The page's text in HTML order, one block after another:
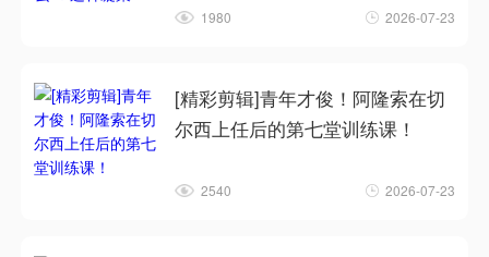
1980 2026-07-23
[精彩剪辑]青年才俊！阿隆索在切
尔西上任后的第七堂训练课！
2540 2026-07-23